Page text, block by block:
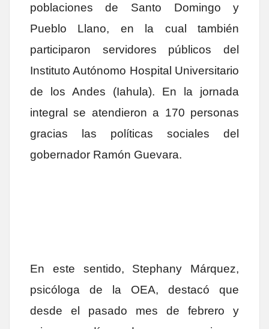
poblaciones de Santo Domingo y
Pueblo Llano, en la cual también
participaron servidores públicos del
Instituto Autónomo Hospital Universitario
de los Andes (Iahula). En la jornada
integral se atendieron a 170 personas
gracias las políticas sociales del
gobernador Ramón Guevara.
En este sentido, Stephany Márquez,
psicóloga de la OEA, destacó que
desde el pasado mes de febrero y